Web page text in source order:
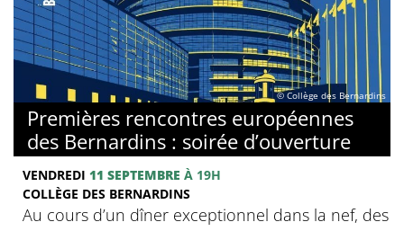
© Collège des Bernardins
Premières rencontres européennes
des Bernardins : soirée d’ouverture
VENDREDI 11 SEPTEMBRE À 19H
COLLÈGE DES BERNARDINS
Au cours d’un dîner exceptionnel dans la nef, des